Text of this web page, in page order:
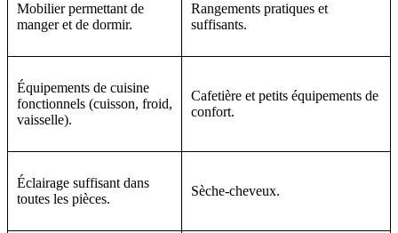
Mobilier permettant de
manger et de dormir.
Rangements pratiques et
suffisants.
Équipements de cuisine
fonctionnels (cuisson, froid,
vaisselle).
Cafetière et petits équipements de
confort.
Éclairage suffisant dans
toutes les pièces.
Sèche-cheveux.